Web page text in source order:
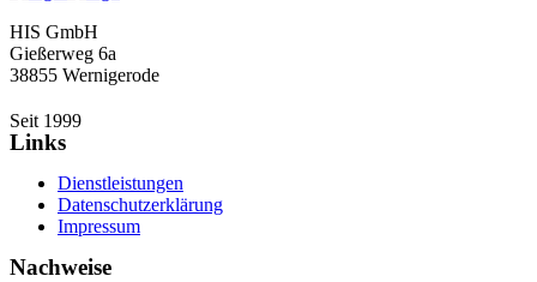
HIS GmbH
Gießerweg 6a
38855 Wernigerode
Seit 1999
Links
Dienstleistungen
Datenschutzerklärung
Impressum
Nachweise